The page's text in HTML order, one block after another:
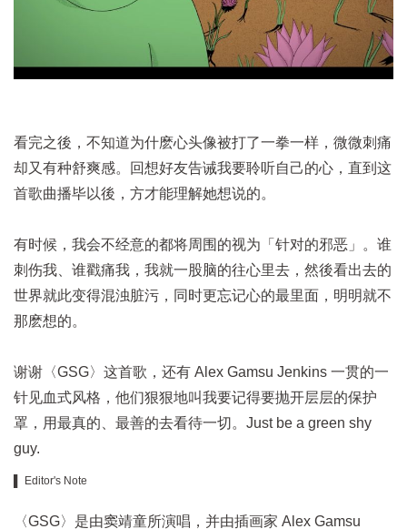
看完之後，不知道为什麽心头像被打了一拳一样，微微刺痛
却又有种舒爽感。回想好友告诫我要聆听自己的心，直到这
首歌曲播毕以後，方才能理解她想说的。
有时候，我会不经意的都将周围的视为「针对的邪恶」。谁
刺伤我、谁戳痛我，我就一股脑的往心里去，然後看出去的
世界就此变得混浊脏污，同时更忘记心的最里面，明明就不
那麽想的。
谢谢〈GSG〉这首歌，还有 Alex Gamsu Jenkins 一贯的一
针见血式风格，他们狠狠地叫我要记得要抛开层层的保护
罩，用最真的、最善的去看待一切。Just be a green shy
guy.
▌ Editor's Note
〈GSG〉是由窦靖童所演唱，并由插画家 Alex Gamsu